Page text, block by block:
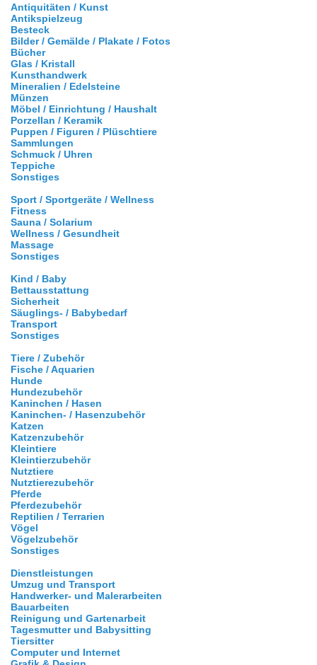
Antiquitäten / Kunst
Antikspielzeug
Besteck
Bilder / Gemälde / Plakate / Fotos
Bücher
Glas / Kristall
Kunsthandwerk
Mineralien / Edelsteine
Münzen
Möbel / Einrichtung / Haushalt
Porzellan / Keramik
Puppen / Figuren / Plüschtiere
Sammlungen
Schmuck / Uhren
Teppiche
Sonstiges
Sport / Sportgeräte / Wellness
Fitness
Sauna / Solarium
Wellness / Gesundheit
Massage
Sonstiges
Kind / Baby
Bettausstattung
Sicherheit
Säuglings- / Babybedarf
Transport
Sonstiges
Tiere / Zubehör
Fische / Aquarien
Hunde
Hundezubehör
Kaninchen / Hasen
Kaninchen- / Hasenzubehör
Katzen
Katzenzubehör
Kleintiere
Kleintierzubehör
Nutztiere
Nutztierezubehör
Pferde
Pferdezubehör
Reptilien / Terrarien
Vögel
Vögelzubehör
Sonstiges
Dienstleistungen
Umzug und Transport
Handwerker- und Malerarbeiten
Bauarbeiten
Reinigung und Gartenarbeit
Tagesmutter und Babysitting
Tiersitter
Computer und Internet